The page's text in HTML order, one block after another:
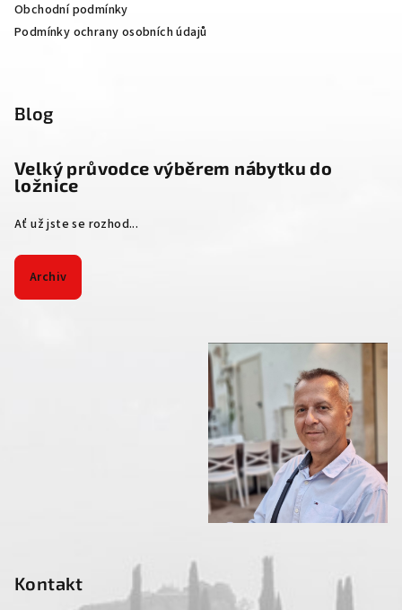
Obchodní podmínky
Podmínky ochrany osobních údajů
Blog
Velký průvodce výběrem nábytku do
ložnice
Ať už jste se rozhod...
Archiv
Kontakt